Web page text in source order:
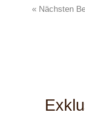
« Nächsten